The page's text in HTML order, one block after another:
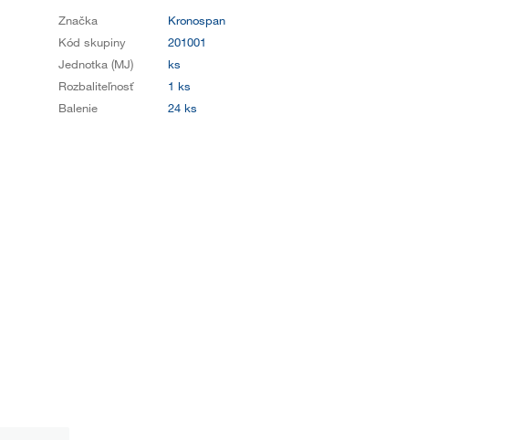
Značka
Kronospan
Kód skupiny
201001
Jednotka (MJ)
ks
Rozbaliteľnosť
1 ks
Balenie
24 ks